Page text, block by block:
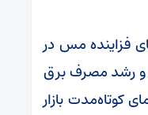
فزاینده مس در
و رشد مصرف برق
کوتاه‌مدت بازار